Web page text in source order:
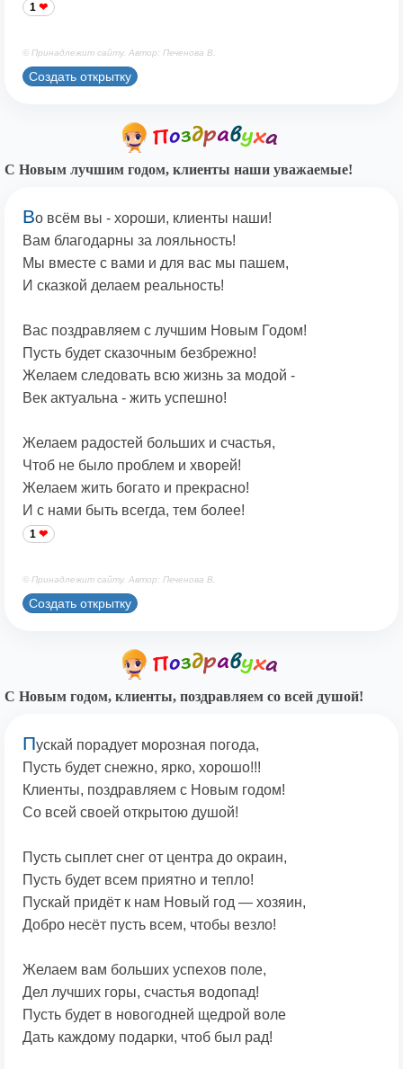
1
© Принадлежит сайту. Автор: Печенова В.
Создать открытку
С Новым лучшим годом, клиенты наши уважаемые!
Во всём вы - хороши, клиенты наши!
Вам благодарны за лояльность!
Мы вместе с вами и для вас мы пашем,
И сказкой делаем реальность!
Вас поздравляем с лучшим Новым Годом!
Пусть будет сказочным безбрежно!
Желаем следовать всю жизнь за модой -
Век актуальна - жить успешно!
Желаем радостей больших и счастья,
Чтоб не было проблем и хворей!
Желаем жить богато и прекрасно!
И с нами быть всегда, тем более!
1
© Принадлежит сайту. Автор: Печенова В.
Создать открытку
С Новым годом, клиенты, поздравляем со всей душой!
Пускай порадует морозная погода,
Пусть будет снежно, ярко, хорошо!!!
Клиенты, поздравляем с Новым годом!
Со всей своей открытою душой!
Пусть сыплет снег от центра до окраин,
Пусть будет всем приятно и тепло!
Пускай придёт к нам Новый год — хозяин,
Добро несёт пусть всем, чтобы везло!
Желаем вам больших успехов поле,
Дел лучших горы, счастья водопад!
Пусть будет в новогодней щедрой воле
Дать каждому подарки, чтоб был рад!